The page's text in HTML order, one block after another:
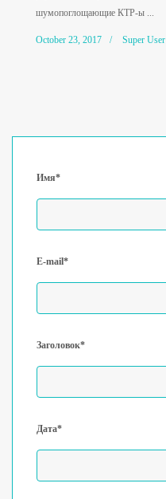
шумопоглощающие КТР-ы ...
October 23, 2017 Super User
Имя*
E-mail*
Заголовок*
Дата*